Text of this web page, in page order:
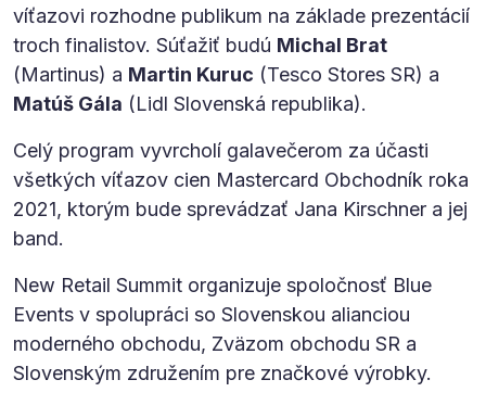
víťazovi rozhodne publikum na základe prezentácií
troch finalistov. Súťažiť budú Michal Brat
(Martinus) a Martin Kuruc (Tesco Stores SR) a
Matúš Gála (Lidl Slovenská republika).
Celý program vyvrcholí galavečerom za účasti
všetkých víťazov cien Mastercard Obchodník roka
2021, ktorým bude sprevádzať Jana Kirschner a jej
band.
New Retail Summit organizuje spoločnosť Blue
Events v spolupráci so Slovenskou alianciou
moderného obchodu, Zväzom obchodu SR a
Slovenským združením pre značkové výrobky.